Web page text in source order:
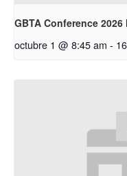
GBTA Conference 2026
octubre 1 @ 8:45 am -